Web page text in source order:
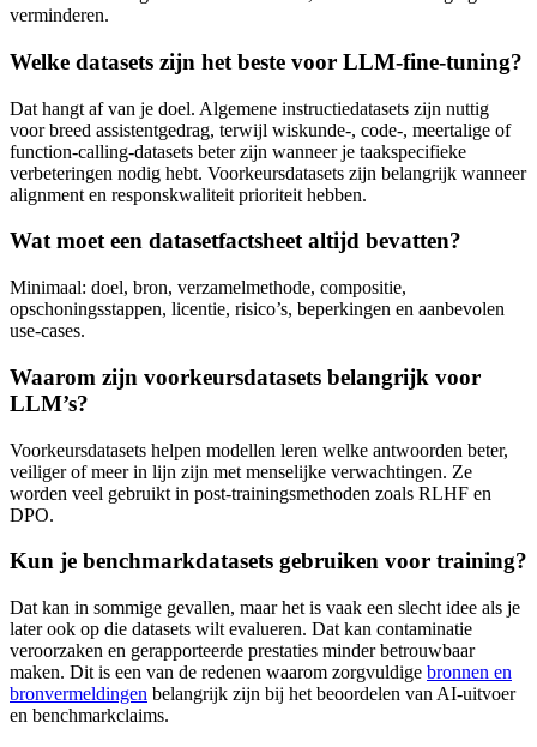
verminderen.
Welke datasets zijn het beste voor LLM-fine-tuning?
Dat hangt af van je doel. Algemene instructiedatasets zijn nuttig
voor breed assistentgedrag, terwijl wiskunde-, code-, meertalige of
function-calling-datasets beter zijn wanneer je taakspecifieke
verbeteringen nodig hebt. Voorkeursdatasets zijn belangrijk wanneer
alignment en responskwaliteit prioriteit hebben.
Wat moet een datasetfactsheet altijd bevatten?
Minimaal: doel, bron, verzamelmethode, compositie,
opschoningsstappen, licentie, risico’s, beperkingen en aanbevolen
use-cases.
Waarom zijn voorkeursdatasets belangrijk voor
LLM’s?
Voorkeursdatasets helpen modellen leren welke antwoorden beter,
veiliger of meer in lijn zijn met menselijke verwachtingen. Ze
worden veel gebruikt in post-trainingsmethoden zoals RLHF en
DPO.
Kun je benchmarkdatasets gebruiken voor training?
Dat kan in sommige gevallen, maar het is vaak een slecht idee als je
later ook op die datasets wilt evalueren. Dat kan contaminatie
veroorzaken en gerapporteerde prestaties minder betrouwbaar
maken. Dit is een van de redenen waarom zorgvuldige bronnen en
bronvermeldingen belangrijk zijn bij het beoordelen van AI-uitvoer
en benchmarkclaims.